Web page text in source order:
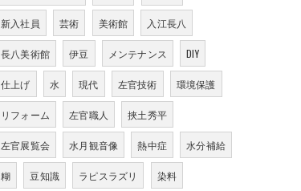
新入社員 芸術 美術館 入江長八
長八美術館 伊豆 メンテナンス DIY
仕上げ 水 現代 左官技術 環境保護
リフォーム 左官職人 挾土秀平
左官展覧会 水月観音像 熱中症 水分補給
糊 豆知識 ラピスラズリ 染料